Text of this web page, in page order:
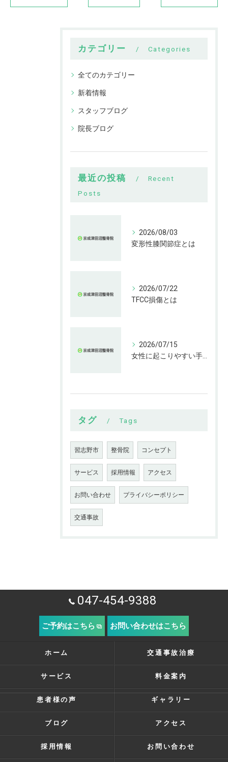
カテゴリー Categories
全てのカテゴリー
新着情報
スタッフブログ
院長ブログ
最近の投稿
Recent
Posts
2026/08/03
変形性膝関節症とは
2026/07/22
TFCC損傷とは
2026/07/15
タグ Tags
習志野市 整骨院 コンセプト
サービス 採用情報 アクセス
お問い合わせ プライバシーポリシー
交通事故
047-454-9388
ご予約はこちら お問い合わせはこちら
ホーム 交通事故治療
サービス 料金案内
患者様の声 ギャラリー
ブログ アクセス
採用情報 お問い合わせ